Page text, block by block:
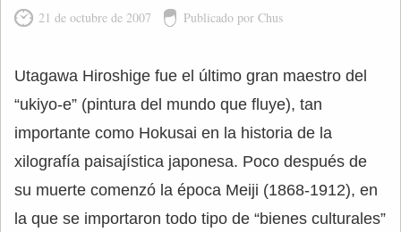
21 de octubre de 2007 Publicado por Chus
Utagawa Hiroshige fue el último gran maestro del
“ukiyo-e” (pintura del mundo que fluye), tan
importante como Hokusai en la historia de la
xilografía paisajística japonesa. Poco después de
su muerte comenzó la época Meiji (1868-1912), en
la que se importaron todo tipo de “bienes culturales”